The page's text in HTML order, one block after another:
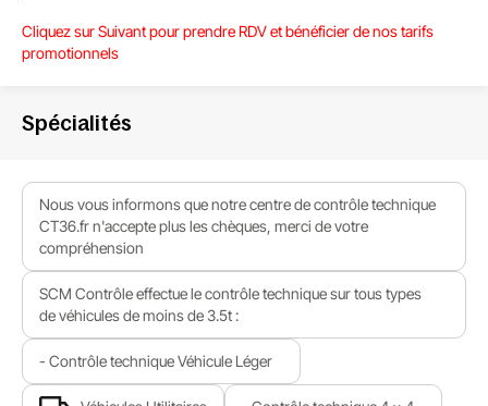
Cliquez sur Suivant pour prendre RDV et bénéficier de nos tarifs
promotionnels
Spécialités
Nous vous informons que notre centre de contrôle technique
CT36.fr n'accepte plus les chèques, merci de votre
compréhension
SCM Contrôle effectue le contrôle technique sur tous types
de véhicules de moins de 3.5t :
- Contrôle technique Véhicule Léger